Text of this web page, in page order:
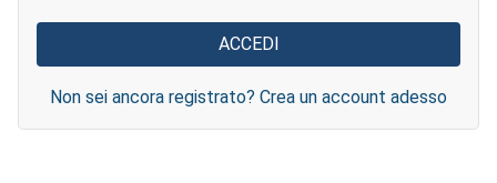
Non sei ancora registrato? Crea un account adesso